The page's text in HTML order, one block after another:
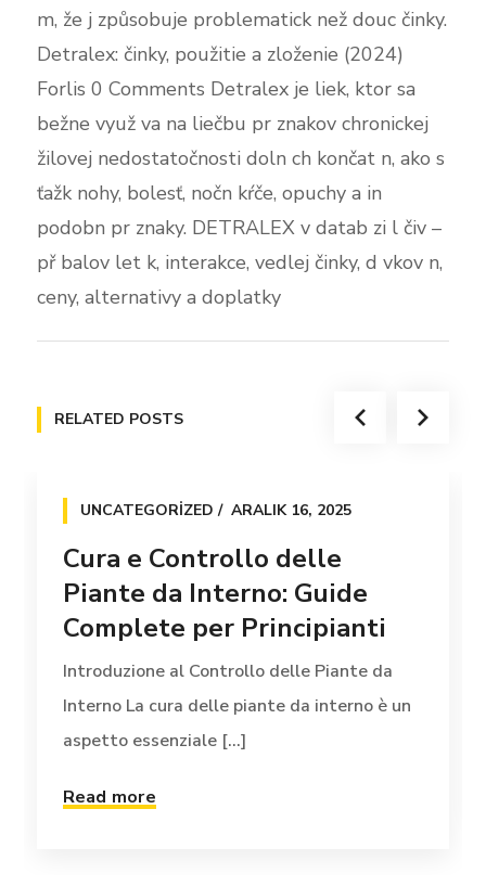
m, že j způsobuje problematick než douc činky.
Detralex: činky, použitie a zloženie (2024)
Forlis 0 Comments Detralex je liek, ktor sa
bežne využ va na liečbu pr znakov chronickej
žilovej nedostatočnosti doln ch končat n, ako s
ťažk nohy, bolesť, nočn kŕče, opuchy a in
podobn pr znaky. DETRALEX v datab zi l čiv –
př balov let k, interakce, vedlej činky, d vkov n,
ceny, alternativy a doplatky
RELATED POSTS
UNCATEGORIZED ARALIK 16, 2025
Cura e Controllo delle
Piante da Interno: Guide
Complete per Principianti
Introduzione al Controllo delle Piante da
Interno La cura delle piante da interno è un
aspetto essenziale [...]
Read more